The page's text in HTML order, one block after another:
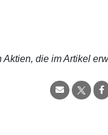
die im Artikel